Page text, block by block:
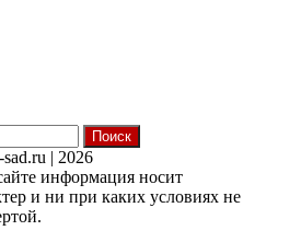
| 2026
информация носит
и ни при каких условиях не